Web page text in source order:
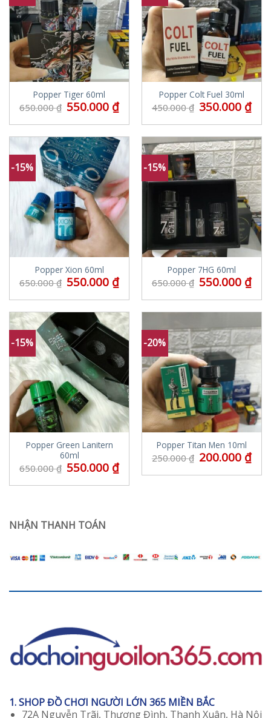
Popper Tiger 60ml
650.000₫ 550.000 ₫
Popper Colt Fuel 30ml
450.000₫ 350.000 ₫
-15%
Popper Xion 60ml
650.000₫ 550.000 ₫
-15%
Popper 7HG 60ml
650.000₫ 550.000 ₫
-15%
Popper Green Lanitern
60ml
650.000₫ 550.000 ₫
-20%
Popper Titan Men 10ml
250.000₫ 200.000 ₫
NHẬN THANH TOÁN
1. SHOP ĐỒ CHƠI NGƯỜI LỚN 365 MIỀN BẮC
72A Nguyễn Trãi, Thượng Đình, Thanh Xuân, Hà Nội